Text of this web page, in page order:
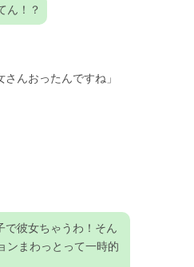
ん！？
んおったんですね」
で彼女ちゃうわ！そん
ンまわっとって一時的